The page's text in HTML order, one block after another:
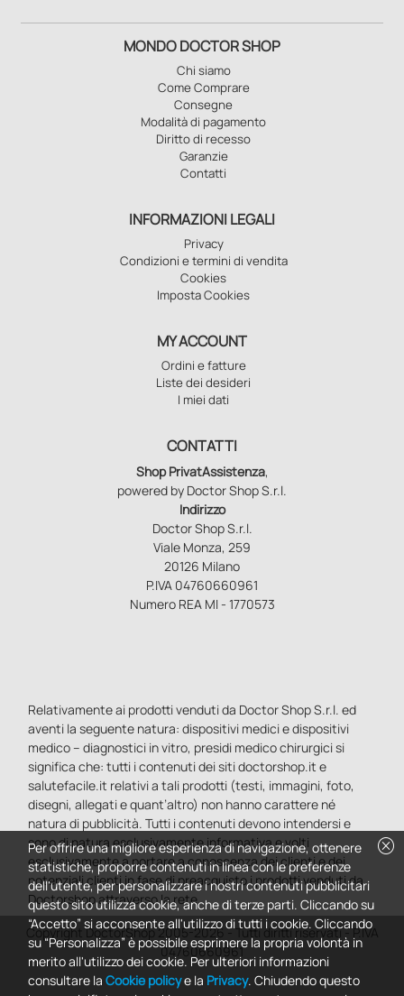
MONDO DOCTOR SHOP
Chi siamo
Come Comprare
Consegne
Modalità di pagamento
Diritto di recesso
Garanzie
Contatti
INFORMAZIONI LEGALI
Privacy
Condizioni e termini di vendita
Cookies
Imposta Cookies
MY ACCOUNT
Ordini e fatture
Liste dei desideri
I miei dati
CONTATTI
Shop PrivatAssistenza,
powered by Doctor Shop S.r.l.
Indirizzo
Doctor Shop S.r.l.
Viale Monza, 259
20126 Milano
P.IVA 04760660961
Numero REA MI - 1770573
Relativamente ai prodotti venduti da Doctor Shop S.r.l. ed
aventi la seguente natura: dispositivi medici e dispositivi
medico – diagnostici in vitro, presidi medico chirurgici si
significa che: tutti i contenuti dei siti doctorshop.it e
salutefacile.it relativi a tali prodotti (testi, immagini, foto,
disegni, allegati e quant’altro) non hanno carattere né
natura di pubblicità. Tutti i contenuti devono intendersi e
sono di natura esclusivamente informativa e volti
esclusivamente a portare a conoscenza dei clienti e dei
potenziali clienti in fase di preacquisto i prodotti venduti da
Doctorshop attraverso la rete.
Copyright DoctorShop 2005-2026 - Tutti diritti riservati - P.IVA
04760660961
cancel
Per offrire una migliore esperienza di navigazione, ottenere
statistiche, proporre contenuti in linea con le preferenze
dell'utente, per personalizzare i nostri contenuti pubblicitari
questo sito utilizza cookie, anche di terze parti. Cliccando su
“Accetto” si acconsente all'utilizzo di tutti i cookie. Cliccando
su “Personalizza” è possibile esprimere la propria volontà in
merito all'utilizzo dei cookie. Per ulteriori informazioni
consultare la Cookie policye la Privacy. Chiudendo questo